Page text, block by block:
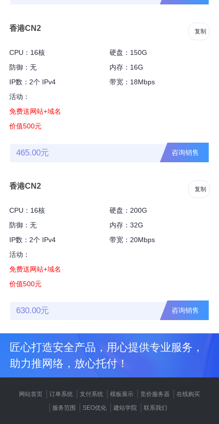
香港CN2 复制
CPU：16核
硬盘：150G
防御：无
内存：16G
IP数：2个 IPv4
带宽：18Mbps
活动：
免费送网站+域名
价值500元
465.00元 咨询销售
香港CN2 复制
CPU：16核
硬盘：200G
防御：无
内存：32G
IP数：2个 IPv4
带宽：20Mbps
活动：
免费送网站+域名
价值500元
630.00元 咨询销售
匠心打造安全产品，用心提供专业服务，
助力推网络，放心托付！
网站首页 订单系统 支付系统 模板展示 竞价服务器
在线购买
服务范围
SEO优化 建站学院 联系我们